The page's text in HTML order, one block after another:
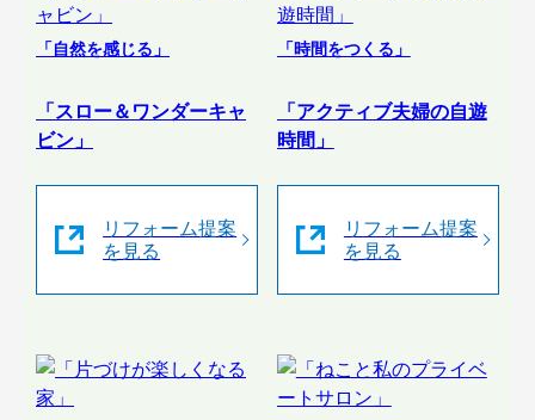
「自然を感じる」
「スロー＆ワンダーキャ
ビン」
リフォーム提案
を見る
「時間をつくる」
「アクティブ夫婦の自遊
時間」
リフォーム提案
を見る